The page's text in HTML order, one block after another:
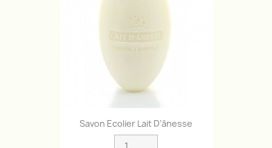
Savon Ecolier Lait D’ânesse